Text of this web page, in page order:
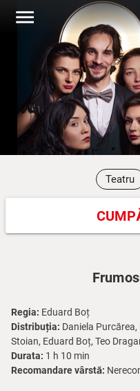
menu
Teatru
Regia: Eduard Boț
Distribuția: Daniela
Stoian, Eduard Boț, Teo
Durata: 1 h 10 min
Recomandare vârstă: